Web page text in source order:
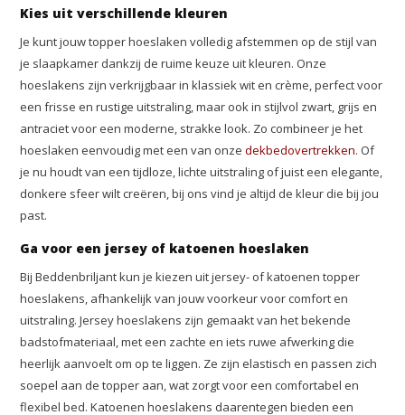
Kies uit verschillende kleuren
Je kunt jouw topper hoeslaken volledig afstemmen op de stijl van
je slaapkamer dankzij de ruime keuze uit kleuren. Onze
hoeslakens zijn verkrijgbaar in klassiek wit en crème, perfect voor
een frisse en rustige uitstraling, maar ook in stijlvol zwart, grijs en
antraciet voor een moderne, strakke look. Zo combineer je het
hoeslaken eenvoudig met een van onzedekbedovertrekken. Of
je nu houdt van een tijdloze, lichte uitstraling of juist een elegante,
donkere sfeer wilt creëren, bij ons vind je altijd de kleur die bij jou
past.
Ga voor een jersey of katoenen hoeslaken
Bij Beddenbriljant kun je kiezen uit jersey- of katoenen topper
hoeslakens, afhankelijk van jouw voorkeur voor comfort en
uitstraling. Jersey hoeslakens zijn gemaakt van het bekende
badstofmateriaal, met een zachte en iets ruwe afwerking die
heerlijk aanvoelt om op te liggen. Ze zijn elastisch en passen zich
soepel aan de topper aan, wat zorgt voor een comfortabel en
flexibel bed. Katoenen hoeslakens daarentegen bieden een